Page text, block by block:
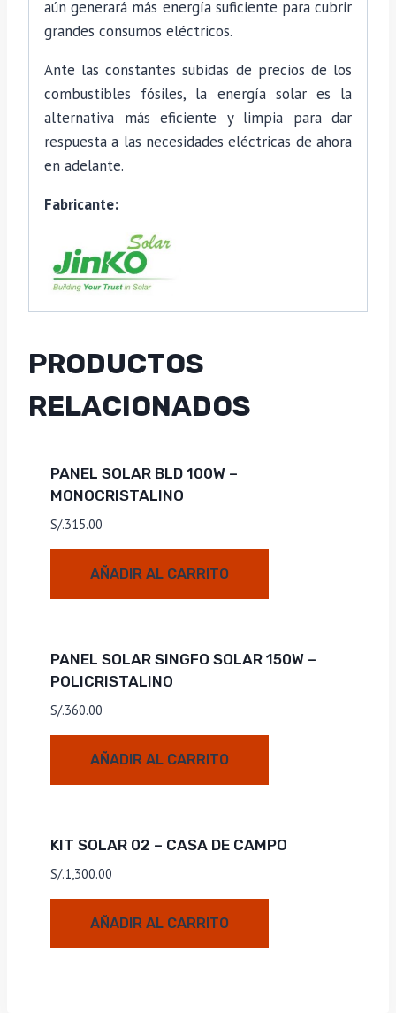
aún generará más energía suficiente para cubrir
grandes consumos eléctricos.
Ante las constantes subidas de precios de los
combustibles fósiles, la energía solar es la
alternativa más eficiente y limpia para dar
respuesta a las necesidades eléctricas de ahora
en adelante.
Fabricante:
PRODUCTOS
RELACIONADOS
PANEL SOLAR BLD 100W –
MONOCRISTALINO
S/.315.00
AÑADIR AL CARRITO
PANEL SOLAR SINGFO SOLAR 150W –
POLICRISTALINO
S/.360.00
AÑADIR AL CARRITO
KIT SOLAR 02 – CASA DE CAMPO
S/.1,300.00
AÑADIR AL CARRITO